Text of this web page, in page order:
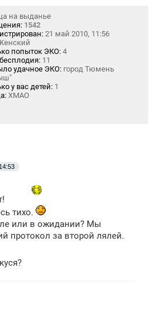
на выданье
1542
21 май 2010, 11:56
попыток ЭКО: 4
11
удачное ЭКО: город Тюмень
у вас детей: 1
ХМАО
тихо.
или в ожидании? Мы
протокол за второй лялей.